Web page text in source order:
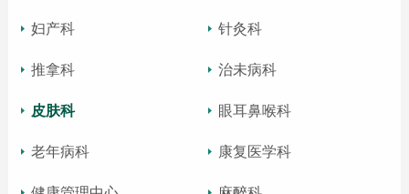
妇产科 针灸科
推拿科 治未病科
皮肤科 眼耳鼻喉科
老年病科 康复医学科